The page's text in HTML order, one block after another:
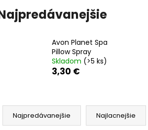
Avon Planet Spa
Pillow Spray
Skladom (>5 ks)
3,30 €
R
Najpredávanejšie Najlacnejšie
Odporúčame